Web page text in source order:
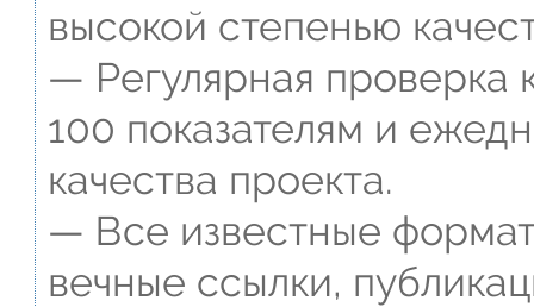
высокой степенью
— Регулярная проверка
100 показателям и
качества проекта.
— Все известные
вечные ссылки,